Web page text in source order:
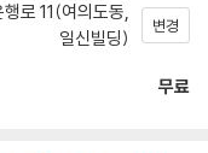
로 11(여의도동,
일신빌딩)
변경
무료